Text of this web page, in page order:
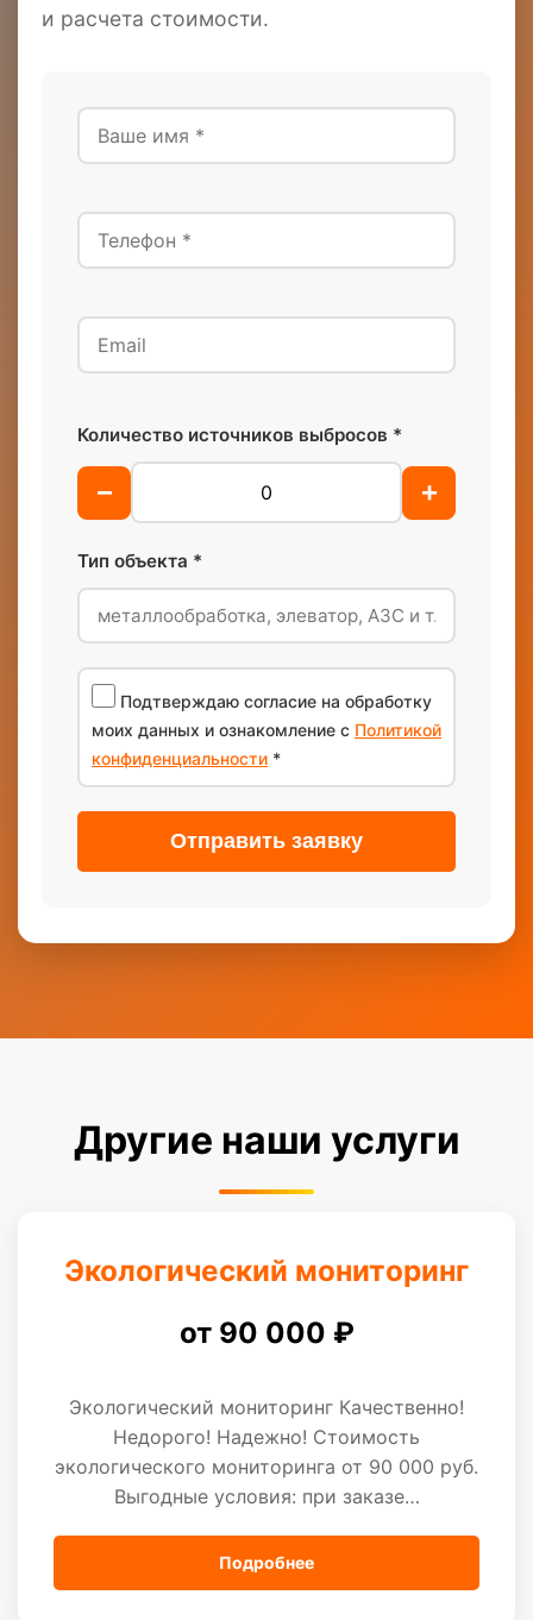
и расчета стоимости.
Количество источников выбросов *
− +
Тип объекта *
Подтверждаю согласие на обработку
моих данных и ознакомление с Политикой
конфиденциальности *
Отправить заявку
Другие наши услуги
Экологический мониторинг
от 90 000 ₽
Экологический мониторинг Качественно!
Недорого! Надежно! Стоимость
экологического мониторинга от 90 000 руб.
Выгодные условия: при заказе…
Подробнее